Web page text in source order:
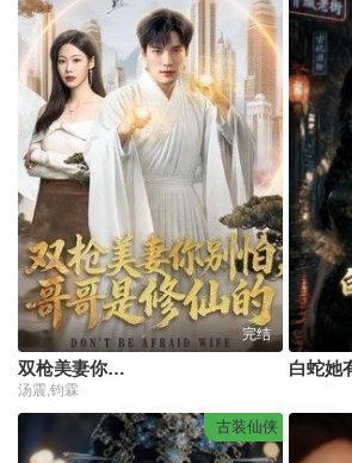
完结
双枪美妻你别怕，哥哥是修仙的
汤震,钧霖
古装仙侠